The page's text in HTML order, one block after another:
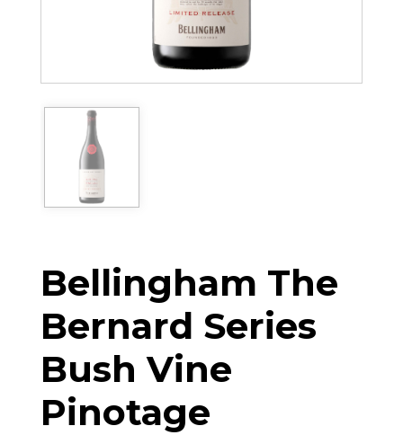
Bellingham The
Bernard Series
Bush Vine
Pinotage